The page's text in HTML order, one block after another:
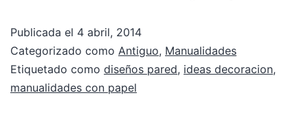
Publicada el 4 abril, 2014
Categorizado como Antiguo, Manualidades
Etiquetado como diseños pared, ideas decoracion,
manualidades con papel